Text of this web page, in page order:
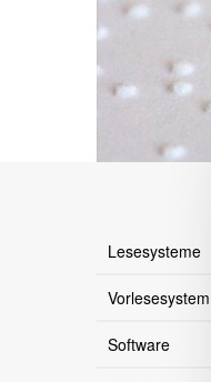
Lesesysteme
Vorlesesystem
Software